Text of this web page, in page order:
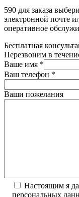
590 для заказа
электронной почте
оперативное
Бесплатная
Перезвоним в
Ваше имя *
Ваш телефон *
Ваши пожелания
Настоящим я
персональных